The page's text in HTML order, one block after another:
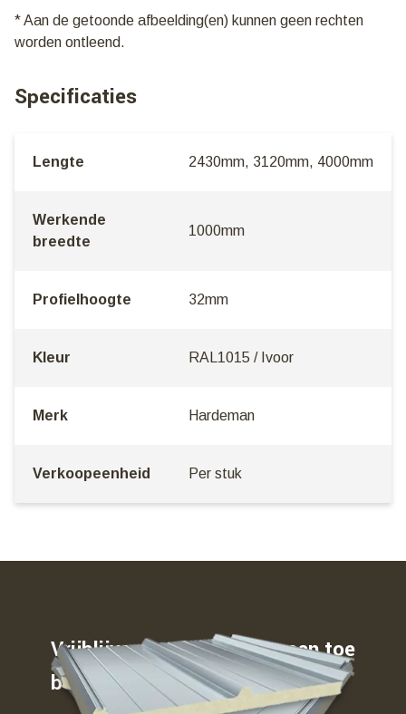
* Aan de getoonde afbeelding(en) kunnen geen rechten
worden ontleend.
Specificaties
Lengte 2430mm, 3120mm, 4000mm
Werkende
breedte
1000mm
Profielhoogte 32mm
Kleur RAL1015 / Ivoor
Merk Hardeman
Verkoopeenheid Per stuk
Vrijblijvend weten waar u aan toe
bent…